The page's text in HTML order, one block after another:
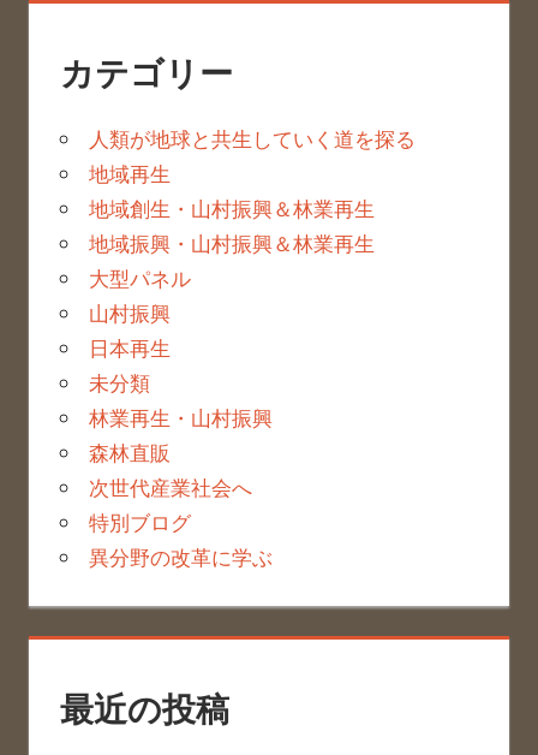
カテゴリー
人類が地球と共生していく道を探る
地域再生
地域創生・山村振興＆林業再生
地域振興・山村振興＆林業再生
大型パネル
山村振興
日本再生
未分類
林業再生・山村振興
森林直販
次世代産業社会へ
特別ブログ
異分野の改革に学ぶ
最近の投稿